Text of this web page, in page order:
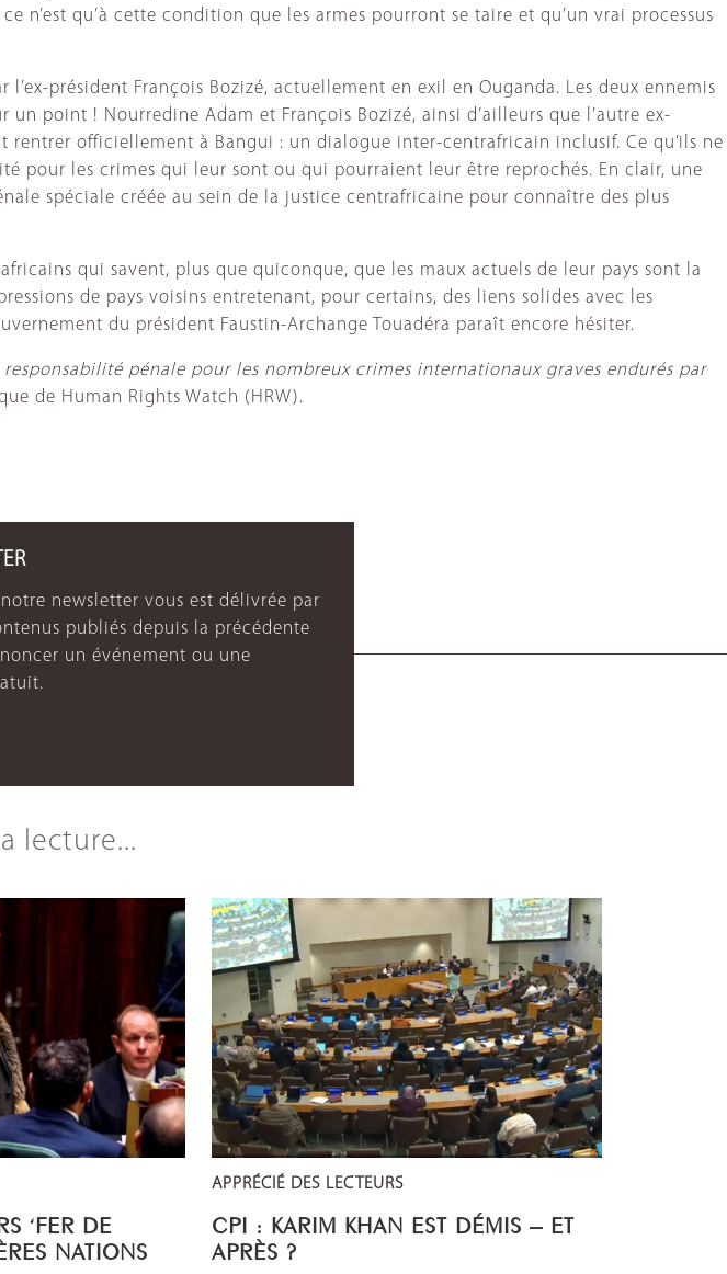
n’est qu’à cette condition que les armes pourront se taire et qu’un vrai processus
président François Bozizé, actuellement en exil en Ouganda. Les deux ennemis
point ! Nourredine Adam et François Bozizé, ainsi d’ailleurs que l’autre ex-
officiellement à Bangui : un dialogue inter-centrafricain inclusif. Ce qu’ils ne
pour les crimes qui leur sont ou qui pourraient leur être reprochés. En clair, une
spéciale créée au sein de la justice centrafricaine pour connaître des plus
qui savent, plus que quiconque, que les maux actuels de leur pays sont la
de pays voisins entretenant, pour certains, des liens solides avec les
du président Faustin-Archange Touadéra paraît encore hésiter.
pénale pour les nombreux crimes internationaux graves endurés par
de Human Rights Watch (HRW).
newsletter vous est délivrée par
publiés depuis la précédente
un événement ou une
lecture...
‘FER DE
NATIONS
APPRÉCIÉ DES LECTEURS
CPI : KARIM KHAN EST DÉMIS – ET
APRÈS ?